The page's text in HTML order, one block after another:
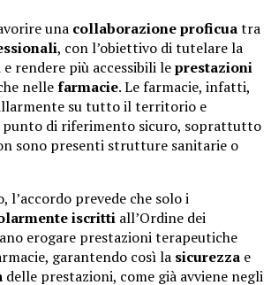
una collaborazione proficuatra
, con l’obiettivo di tutelare la
rendere più accessibili leprestazioni
nellefarmacie. Le farmacie, infatti,
su tutto il territorio e
punto di riferimento sicuro, soprattutto
sono presenti strutture sanitarie o
l’accordo prevede che solo i
iscritti all’Ordine dei
erogare prestazioni terapeutiche
garantendo così la sicurezza e
delle prestazioni, come già avviene negli